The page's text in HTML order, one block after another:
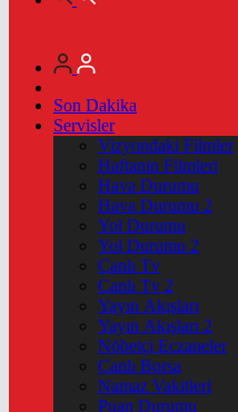
Son Dakika
Servisler
Vizyondaki Filmler
Haftanin Filmleri
Hava Durumu
Hava Durumu 2
Yol Durumu
Yol Durumu 2
Canlı Tv
Canlı Tv 2
Yayın Akışları
Yayın Akışları 2
Nöbetçi Eczaneler
Canlı Borsa
Namaz Vakitleri
Puan Durumu